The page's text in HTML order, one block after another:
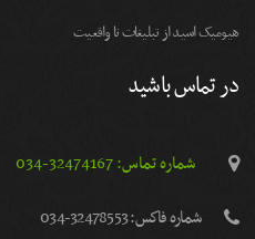
هیومیک اسید از تبلیغات تا واقعیت
در تماس باشید
شماره تماس: 32474167-034
شماره فاكس: 32478553-034